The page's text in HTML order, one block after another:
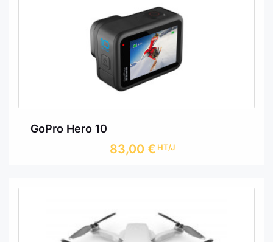
GoPro Hero 10
83,00 € HT/J